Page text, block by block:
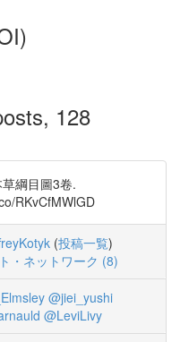
128
綱目圖3卷.
RKvCfMWlGD
(投稿一覧)
・ネットワーク (8)
@jiei_yushi
@LeviLivy